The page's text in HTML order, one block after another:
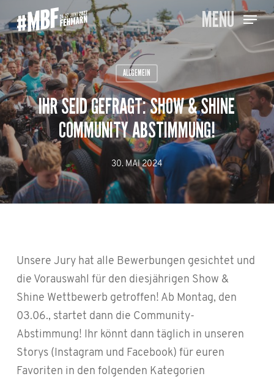
to
main
content
MENU
ALLGEMEIN
IHR SEID GEFRAGT: SHOW & SHINE
COMMUNITY ABSTIMMUNG!
30. MAI 2024
Unsere Jury hat alle Bewerbungen gesichtet und
die Vorauswahl für den diesjährigen Show &
Shine Wettbewerb getroffen! Ab Montag, den
03.06., startet dann die Community-
Abstimmung! Ihr könnt dann täglich in unseren
Storys (Instagram und Facebook) für euren
Favoriten in den folgenden Kategorien